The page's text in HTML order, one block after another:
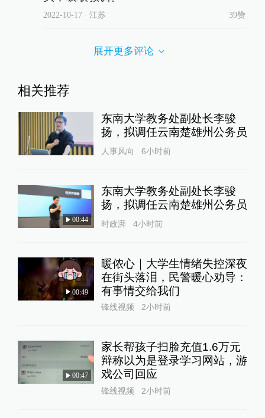
2022-10-17∙ 江苏 39赞
展开更多评论
相关推荐
东南大学教务处副处长李骏
扬，拟调任云南楚雄州公务员
人事风向 6小时前
00:44
东南大学教务处副处长李骏
扬，拟调任云南楚雄州公务员
时政湃 4小时前
00:49
暖侬心｜大学生情绪失控深夜
在街头落泪，民警暖心劝导：
有事情交给我们
锋线视频 2小时前
00:47
家长帮孩子扫脸充值1.6万元
辩称以为是登录学习网站，游
戏公司回应
锋线视频 2小时前